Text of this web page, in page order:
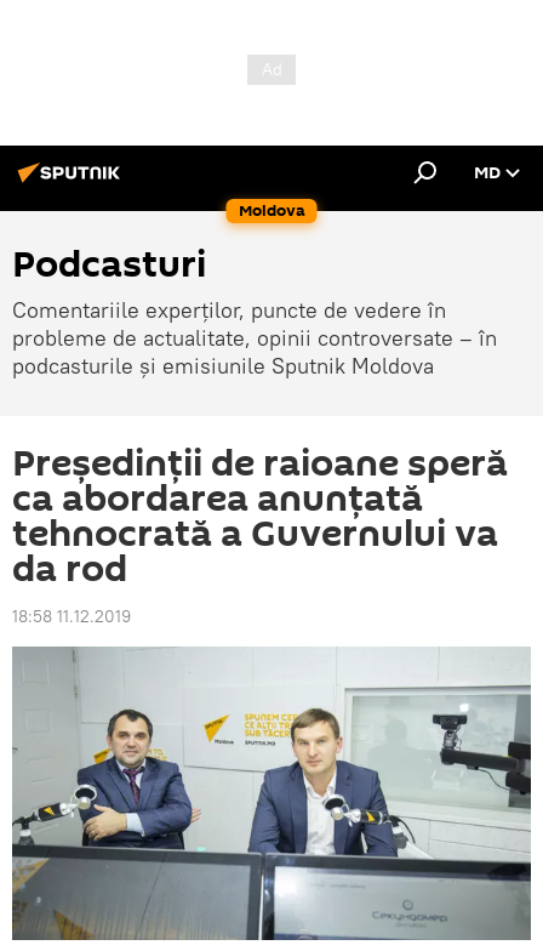
Moldova
MD
Podcasturi
Comentariile experților, puncte de vedere în
probleme de actualitate, opinii controversate – în
podcasturile și emisiunile Sputnik Moldova
Președinții de raioane speră
ca abordarea anunțată
tehnocrată a Guvernului va
da rod
18:58 11.12.2019